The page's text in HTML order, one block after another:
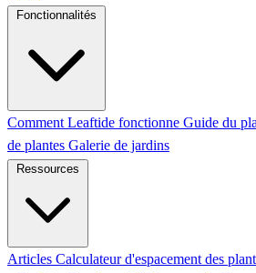
Fonctionnalités
Comment Leaftide fonctionne Guide du
de plantes Galerie de jardins
Ressources
Articles Calculateur d'espacement des